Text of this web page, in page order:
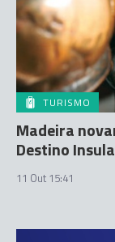
TURISMO
Madeira
Destino
11 Out 15:41